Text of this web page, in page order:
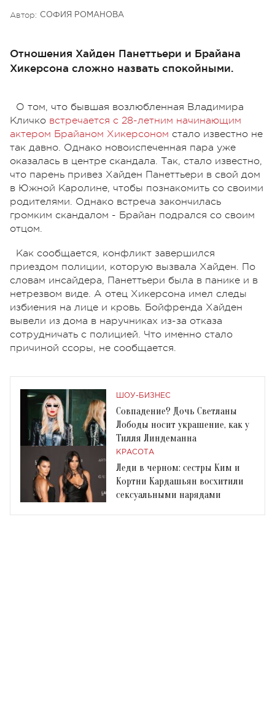
Автор: СОФИЯ РОМАНОВА
Отношения Хайден Панеттьери и Брайана
Хикерсона сложно назвать спокойными.
О том, что бывшая возлюбленная Владимира
Кличко встречается с 28-летним начинающим
актером Брайаном Хикерсоном стало известно не
так давно. Однако новоиспеченная пара уже
оказалась в центре скандала. Так, стало известно,
что парень привез Хайден Панеттьери в свой дом
в Южной Каролине, чтобы познакомить со своими
родителями. Однако встреча закончилась
громким скандалом - Брайан подрался со своим
отцом.
Как сообщается, конфликт завершился
приездом полиции, которую вызвала Хайден. По
словам инсайдера, Панеттьери была в панике и в
нетрезвом виде. А отец Хикерсона имел следы
избиения на лице и кровь. Бойфренда Хайден
вывели из дома в наручниках из-за отказа
сотрудничать с полицией. Что именно стало
причиной ссоры, не сообщается.
ШОУ-БИЗНЕС
Совпадение? Дочь Светланы
Лободы носит украшение, как у
Тилля Линдеманна
КРАСОТА
Леди в черном: сестры Ким и
Кортни Кардашьян восхитили
сексуальными нарядами